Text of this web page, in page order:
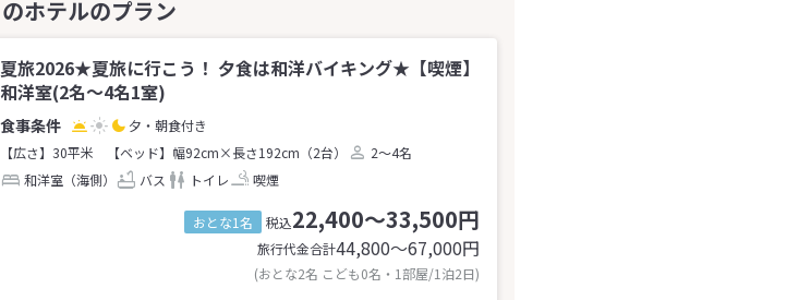
夏旅2026★夏旅に行こう！ 夕食は和洋バイキング★【喫煙】
和洋室(2名～4名1室)
夕・朝食付き
【広さ】30平米
【ベッド】幅92cm×長さ192cm（2台）
2～4名
和洋室（海側）
バス トイレ 喫煙
おとな1名 税込22,400～33,500円
旅行代金合計44,800〜67,000円
(おとな2名 こども0名・1部屋/1泊2日)